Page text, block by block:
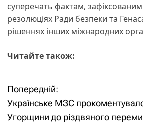
суперечать фактам,
резолюціях Ради безпеки та
рішеннях інших міжнародних
Читайте також:
Н
а
Попередній:
Українське МЗС
Угорщини до різдвяного